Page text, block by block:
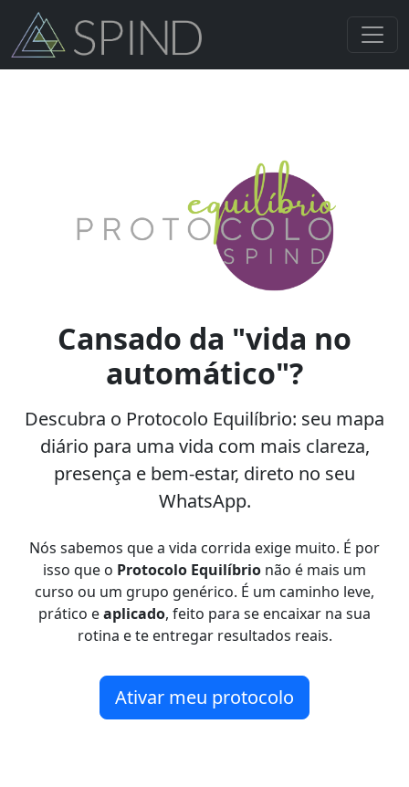
Cansado da "vida no
automático"?
Descubra o Protocolo Equilíbrio: seu mapa
diário para uma vida com mais clareza,
presença e bem-estar, direto no seu
WhatsApp.
Nós sabemos que a vida corrida exige muito. É por
isso que o Protocolo Equilíbrio não é mais um
curso ou um grupo genérico. É um caminho leve,
prático eaplicado, feito para se encaixar na sua
rotina e te entregar resultados reais.
Ativar meu protocolo